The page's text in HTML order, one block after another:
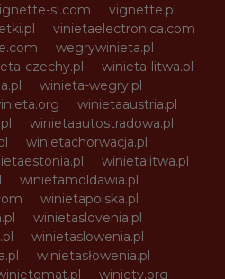
si.com
vignette.pl
vinietaelectronica.com
wegrywinieta.pl
czechy.pl
winieta-litwa.pl
winieta-wegry.pl
winietaaustria.pl
winietaautostradowa.pl
winietachorwacja.pl
winietalitwa.pl
winietamoldawia.pl
winietapolska.pl
winietaslovenia.pl
winietaslowenia.pl
winietasłowenia.pl
winiety.org